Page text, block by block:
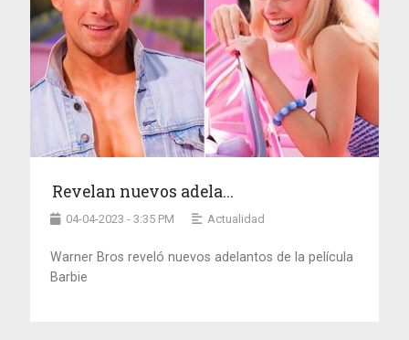
Revelan nuevos adela...
04-04-2023 - 3:35 PM Actualidad
Warner Bros reveló nuevos adelantos de la película
Barbie